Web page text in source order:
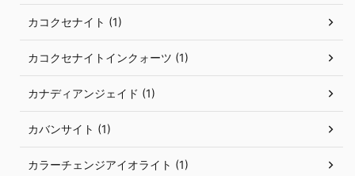
カコクセナイト (1)
カコクセナイトインクォーツ (1)
カナディアンジェイド (1)
カバンサイト (1)
カラーチェンジアイオライト (1)